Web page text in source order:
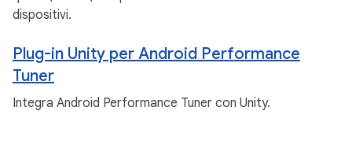
dispositivi.
Plug-in Unity per Android Performance
Tuner
Integra Android Performance Tuner con Unity.